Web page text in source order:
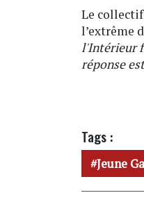
Le collectif
l’extrême
l'Intérieur
réponse
Tags :
Jeune